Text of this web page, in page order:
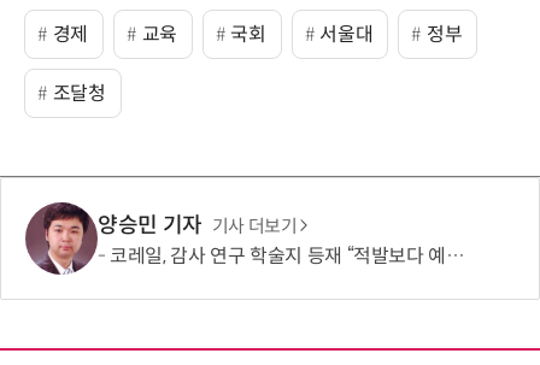
경제 교육 국회 서울대 정부
조달청
양승민 기자 기사 더보기
코레일, 감사 연구 학술지 등재 “적발보다 예방이 청렴 높인다”